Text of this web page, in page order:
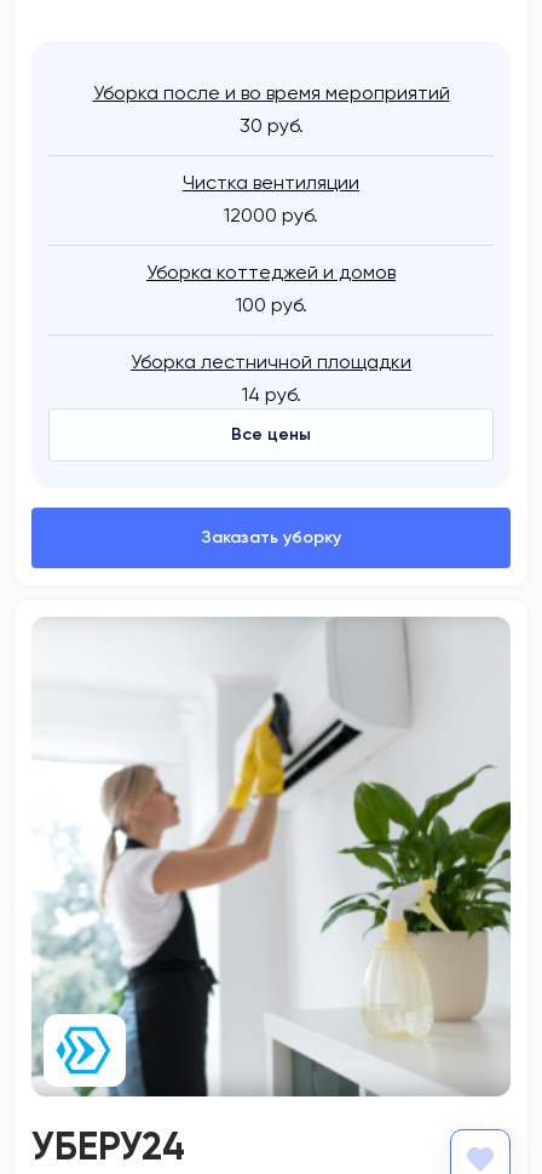
Уборка после и во время мероприятий
30 руб.
Чистка вентиляции
12000 руб.
Уборка коттеджей и домов
100 руб.
Уборка лестничной площадки
14 руб.
Все цены
УБЕРУ24